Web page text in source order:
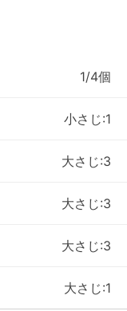
1/4個
小さじ:1
大さじ:3
大さじ:3
大さじ:3
大さじ:1